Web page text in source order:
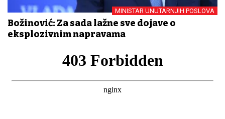
MINISTAR UNUTARNJIH POSLOVA
Božinović: Za sada lažne sve dojave o
eksplozivnim napravama